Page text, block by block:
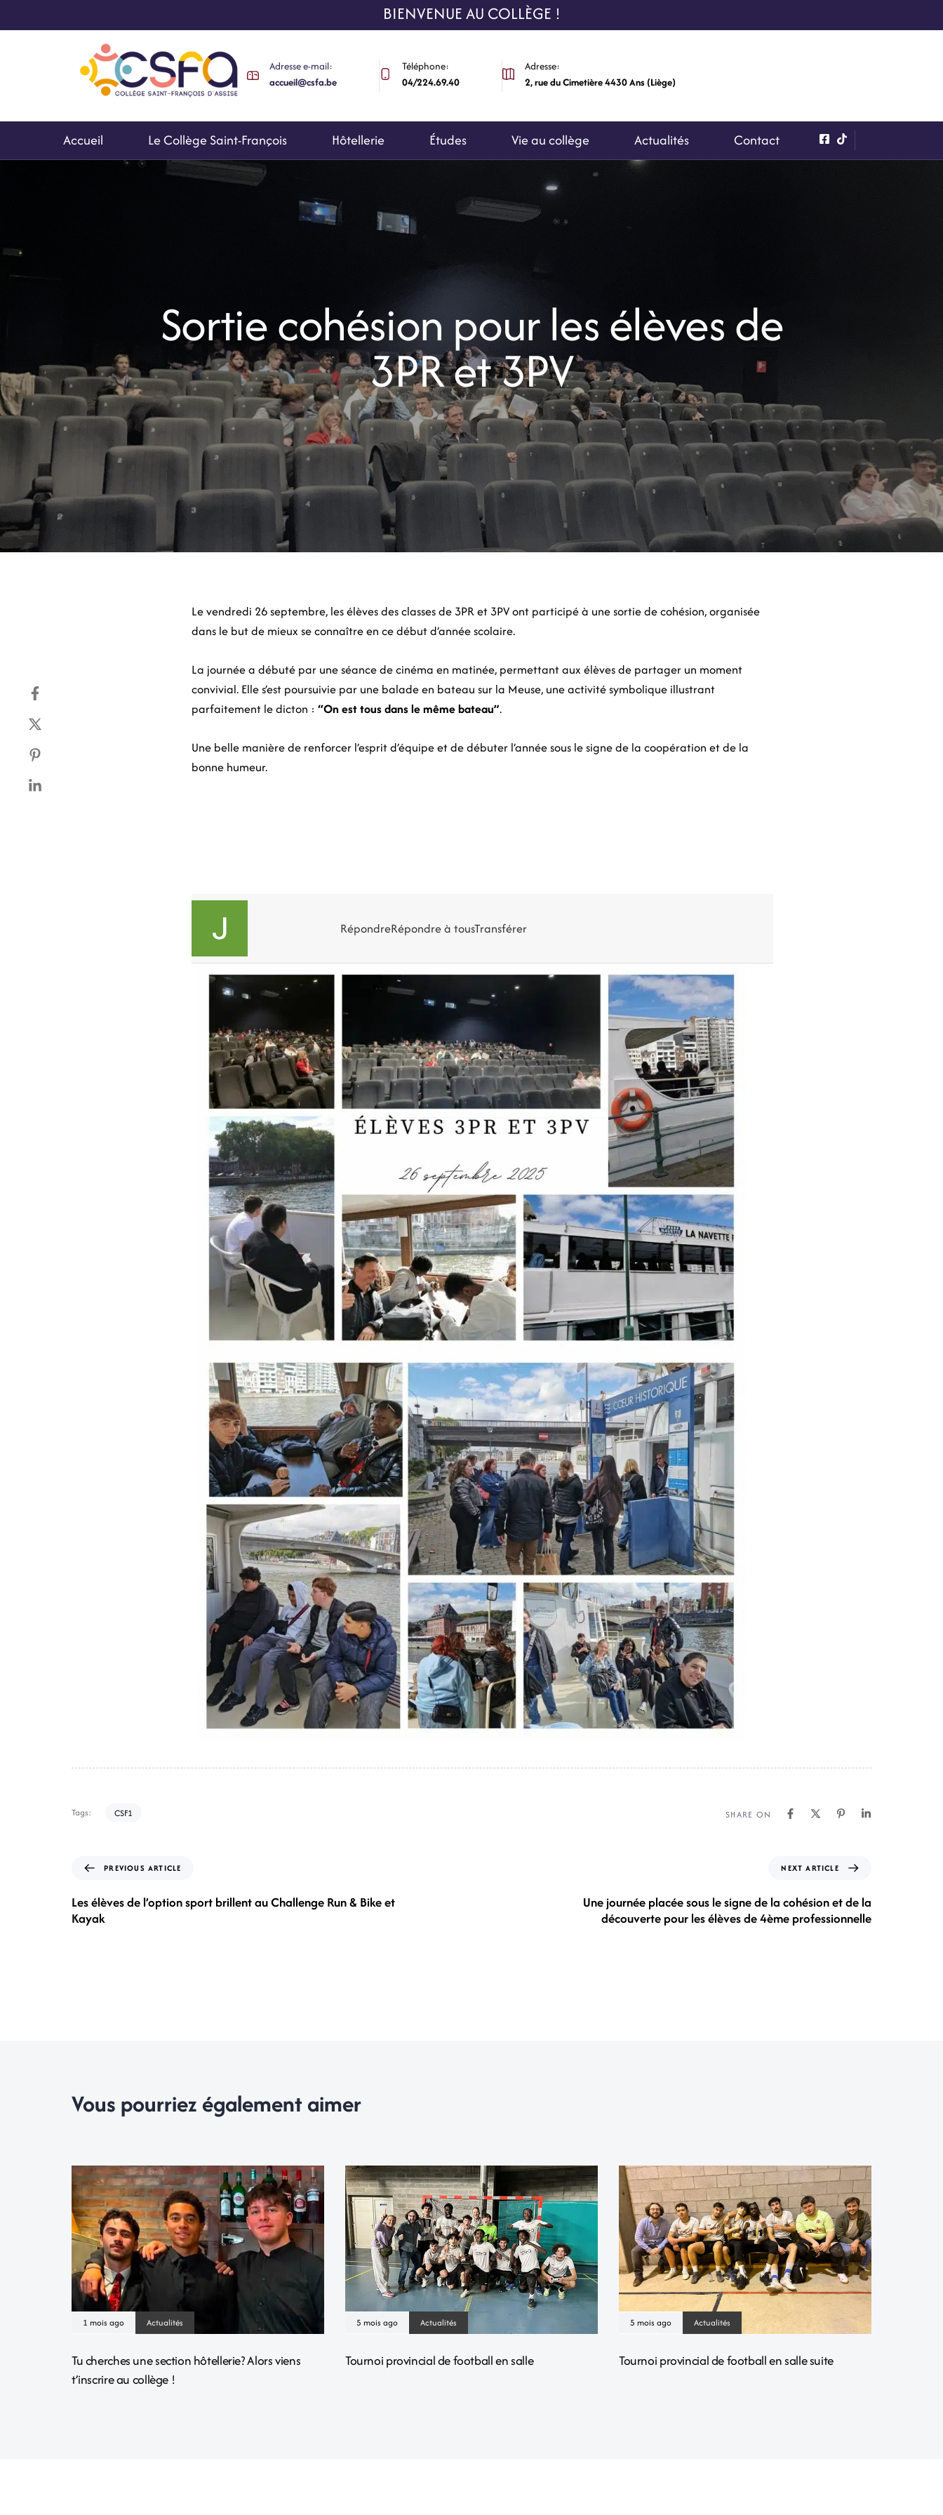
BIENVENUE AU COLLÈGE !
Adresse e-mail:
accueil@csfa.be
Téléphone:
04/224.69.40
Adresse:
2, rue du Cimetière 4430 Ans (Liège)
Accueil Le Collège Saint-François Hôtellerie Études Vie au collège Actualités Contact
Sortie cohésion pour les élèves de
3PR et 3PV
Le vendredi 26 septembre, les élèves des classes de 3PR et 3PV ont participé à une sortie de cohésion, organisée
dans le but de mieux se connaître en ce début d’année scolaire.
La journée a débuté par une séance de cinéma en matinée, permettant aux élèves de partager un moment
convivial. Elle s’est poursuivie par une balade en bateau sur la Meuse, une activité symbolique illustrant
parfaitement le dicton : “On est tous dans le même bateau”.
Une belle manière de renforcer l’esprit d’équipe et de débuter l’année sous le signe de la coopération et de la
bonne humeur.
RépondreRépondre à tousTransférer
Tags: CSF1 SHARE ON
PREVIOUS ARTICLE
Les élèves de l’option sport brillent au Challenge Run & Bike et
Kayak
NEXT ARTICLE
Une journée placée sous le signe de la cohésion et de la
découverte pour les élèves de 4ème professionnelle
Vous pourriez également aimer
1 mois ago Actualités
Tu cherches une section hôtellerie? Alors viens
t’inscrire au collège !
5 mois ago Actualités
Tournoi provincial de football en salle
5 mois ago Actualités
Tournoi provincial de football en salle suite